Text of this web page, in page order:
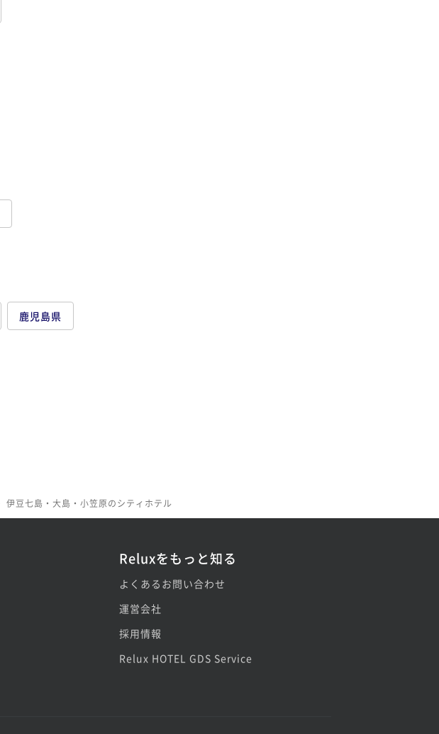
鹿児島県
伊豆七島・大島・小笠原のシティホテル
Reluxをもっと知る
よくあるお問い合わせ
運営会社
採用情報
Relux HOTEL GDS Service